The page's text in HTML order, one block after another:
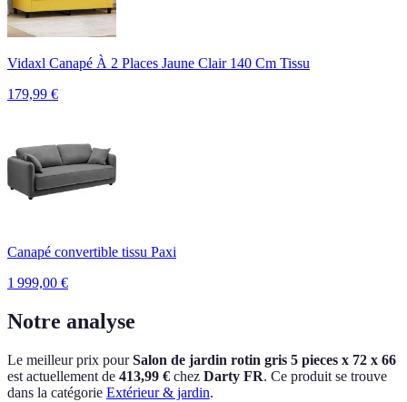
Vidaxl Canapé À 2 Places Jaune Clair 140 Cm Tissu
179,99 €
Canapé convertible tissu Paxi
1 999,00 €
Notre analyse
Le meilleur prix pourSalon de jardin rotin gris 5 pieces x 72 x 66
est actuellement de 413,99 € chez Darty FR. Ce produit se trouve
dans la catégorie Extérieur & jardin.